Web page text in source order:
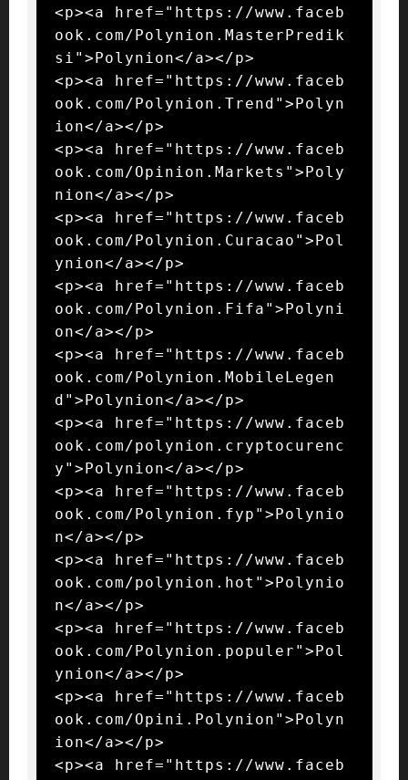
<p><a href="https://www.faceb
ook.com/Polynion.MasterPredik
si">Polynion</a></p>
<p><a href="https://www.faceb
ook.com/Polynion.Trend">Polyn
ion</a></p>
<p><a href="https://www.faceb
ook.com/Opinion.Markets">Poly
nion</a></p>
<p><a href="https://www.faceb
ook.com/Polynion.Curacao">Pol
ynion</a></p>
<p><a href="https://www.faceb
ook.com/Polynion.Fifa">Polyni
on</a></p>
<p><a href="https://www.faceb
ook.com/Polynion.MobileLegen
d">Polynion</a></p>
<p><a href="https://www.faceb
ook.com/polynion.cryptocurenc
y">Polynion</a></p>
<p><a href="https://www.faceb
ook.com/Polynion.fyp">Polynio
n</a></p>
<p><a href="https://www.faceb
ook.com/polynion.hot">Polynio
n</a></p>
<p><a href="https://www.faceb
ook.com/Polynion.populer">Pol
ynion</a></p>
<p><a href="https://www.faceb
ook.com/Opini.Polynion">Polyn
ion</a></p>
<p><a href="https://www.faceb